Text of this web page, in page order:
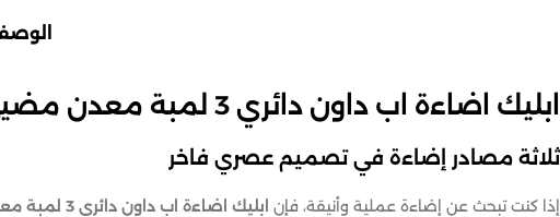
ابليك اضاءة اب داون دائري 3 لمبة معدن مضيئ من الداخل
ثلاثة مصادر إضاءة في تصميم عصري فاخر
إذا كنت تبحث عن إضاءة عملية وأنيقة، فإن ابليك اضاءة اب داون دائري 3 لمبة معدن مضيئ من الداخل